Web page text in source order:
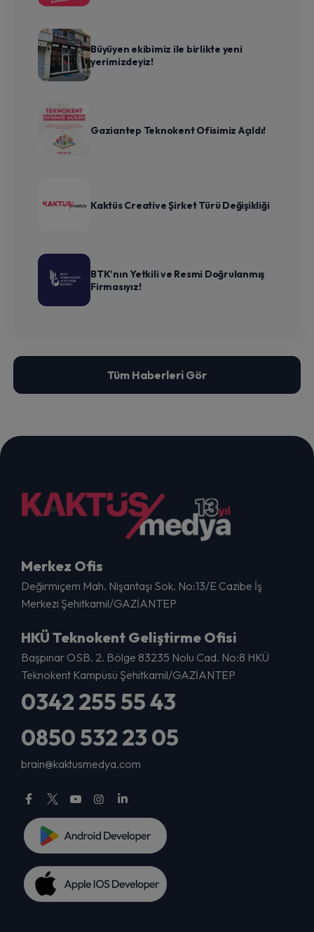
Büyüyen ekibimiz ile birlikte yeni
yerimizdeyiz!
Gaziantep Teknokent Ofisimiz Açıldı!
Kaktüs Creative Şirket Türü Değişikliği
BTK'nın Yetkili ve Resmi Doğrulanmış
Firmasıyız!
Tüm Haberleri Gör
Merkez Ofis
Değirmiçem Mah. Nişantaşı Sok. No:13/E Cazibe İş
Merkezi Şehitkamil/GAZİANTEP
HKÜ Teknokent Geliştirme Ofisi
Başpınar OSB. 2. Bölge 83235 Nolu Cad. No:8 HKÜ
Teknokent Kampüsü Şehitkamil/GAZİANTEP
0342 255 55 43
0850 532 23 05
brain@kaktusmedya.com